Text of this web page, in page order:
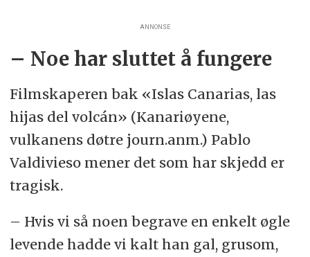
ANNONSE
– Noe har sluttet å fungere
Filmskaperen bak «Islas Canarias, las
hijas del volcán» (Kanariøyene,
vulkanens døtre journ.anm.) Pablo
Valdivieso mener det som har skjedd er
tragisk.
– Hvis vi så noen begrave en enkelt øgle
levende hadde vi kalt han gal, grusom,